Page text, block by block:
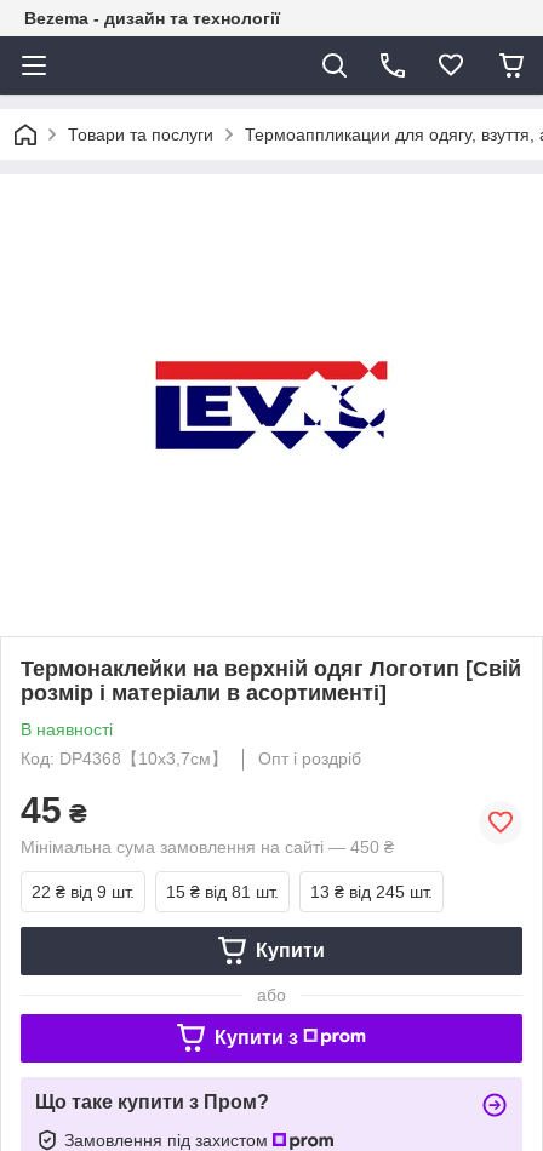
Bezema - дизайн та технології
Товари та послуги Термоаппликации для одягу, взуття,
Термонаклейки на верхній одяг Логотип [Свій
розмір і матеріали в асортименті]
В наявності
Код: DP4368【10x3,7см】
Опт і роздріб
45 ₴
Мінімальна сума замовлення на сайті — 450 ₴
22 ₴ від 9 шт. 15 ₴ від 81 шт. 13 ₴ від 245 шт.
Купити
або
Купити з
Що таке купити з Пром?
Замовлення під захистом